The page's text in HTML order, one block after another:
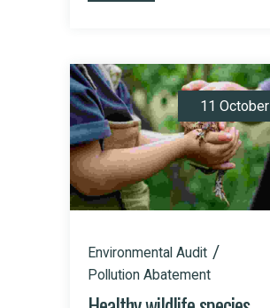
11
Environmental Audit
Pollution Abatement